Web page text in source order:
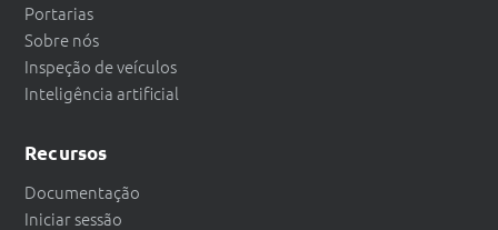
Portarias
Sobre nós
Inspeção de veículos
Inteligência artificial
Recursos
Documentação
Iniciar sessão